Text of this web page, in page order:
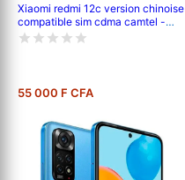
Xiaomi redmi 12c version chinoise
compatible sim cdma camtel -
pouce- 6.71' - 64go /4go ram -
55 000 F CFA